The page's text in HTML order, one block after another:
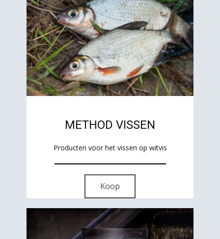
METHOD VISSEN
Producten voor het vissen op witvis
Koop